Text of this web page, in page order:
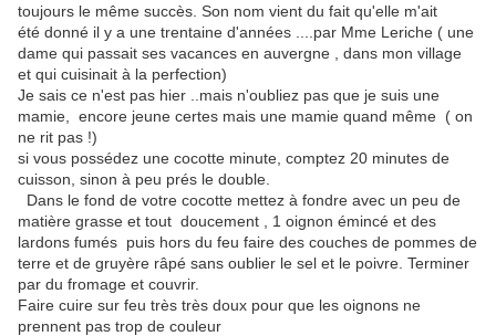
toujours le même succès. Son nom vient du fait qu'elle m'ait
été donné il y a une trentaine d'années ....par Mme Leriche ( une
dame qui passait ses vacances en auvergne , dans mon village
et qui cuisinait à la perfection)
Je sais ce n'est pas hier ..mais n'oubliez pas que je suis une
mamie, encore jeune certes mais une mamie quand même ( on
ne rit pas !)
si vous possédez une cocotte minute, comptez 20 minutes de
cuisson, sinon à peu prés le double.
Dans le fond de votre cocotte mettez à fondre avec un peu de
matière grasse et tout doucement , 1 oignon émincé et des
lardons fumés puis hors du feu faire des couches de pommes de
terre et de gruyère râpé sans oublier le sel et le poivre. Terminer
par du fromage et couvrir.
Faire cuire sur feu très très doux pour que les oignons ne
prennent pas trop de couleur